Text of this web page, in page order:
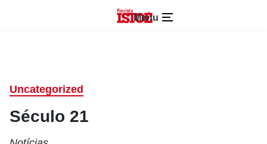
Menu
Uncategorized
Século 21